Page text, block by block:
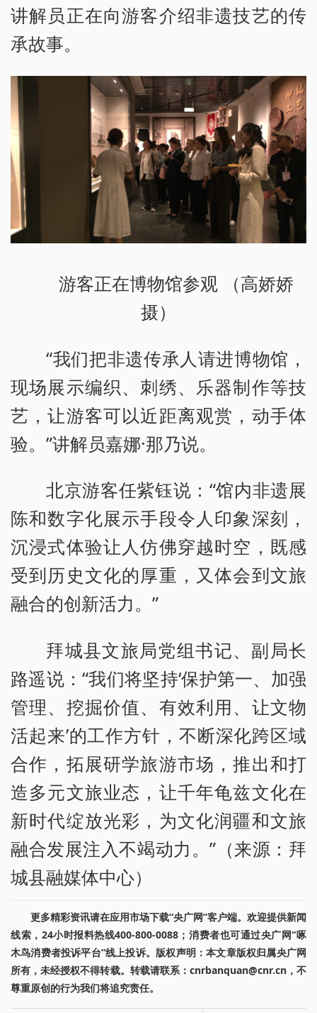
讲解员正在向游客介绍非遗技艺的传
承故事。
游客正在博物馆参观 （高娇娇
摄）
“我们把非遗传承人请进博物馆，
现场展示编织、刺绣、乐器制作等技
艺，让游客可以近距离观赏，动手体
验。”讲解员嘉娜·那乃说。
北京游客任紫钰说：“馆内非遗展
陈和数字化展示手段令人印象深刻，
沉浸式体验让人仿佛穿越时空，既感
受到历史文化的厚重，又体会到文旅
融合的创新活力。”
拜城县文旅局党组书记、副局长
路遥说：“我们将坚持‘保护第一、加强
管理、挖掘价值、有效利用、让文物
活起来’的工作方针，不断深化跨区域
合作，拓展研学旅游市场，推出和打
造多元文旅业态，让千年龟兹文化在
新时代绽放光彩，为文化润疆和文旅
融合发展注入不竭动力。”（来源：拜
城县融媒体中心）
更多精彩资讯请在应用市场下载“央广网”客户端。欢迎提供新闻
线索，24小时报料热线400-800-0088；消费者也可通过央广网“啄
木鸟消费者投诉平台”线上投诉。版权声明：本文章版权归属央广网
所有，未经授权不得转载。转载请联系：cnrbanquan@cnr.cn，不
尊重原创的行为我们将追究责任。